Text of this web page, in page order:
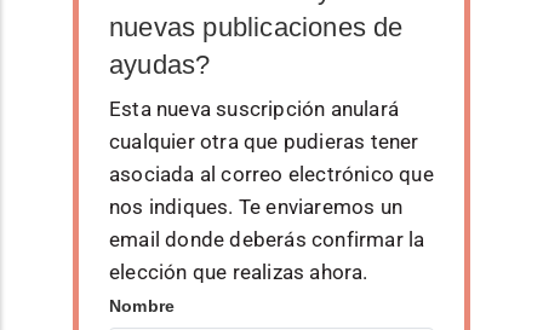
nuevas publicaciones de
ayudas?
Esta nueva suscripción anulará
cualquier otra que pudieras tener
asociada al correo electrónico que
nos indiques. Te enviaremos un
email donde deberás confirmar la
elección que realizas ahora.
Nombre